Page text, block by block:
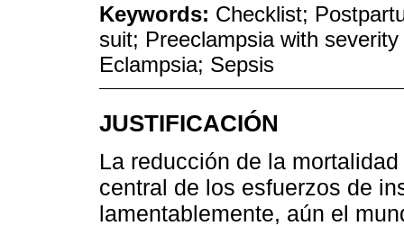
Keywords: Checklist;
suit; Preeclampsia with
Eclampsia; Sepsis
JUSTIFICACIÓN
La reducción de la
central de los esfuerzos de
lamentablemente, aún el